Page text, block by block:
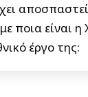
ποια είναι
έργο της: